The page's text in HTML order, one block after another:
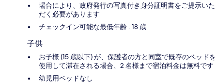
場合により、政府発行の写真付き身分証明書をご提示いた
だく必要があります
チェックイン可能な最低年齢 : 18 歳
子供
お子様 (15 歳以下) が、保護者の方と同室で既存のベッドを
使用して滞在される場合、2 名様まで宿泊料金は無料です
幼児用ベッドなし